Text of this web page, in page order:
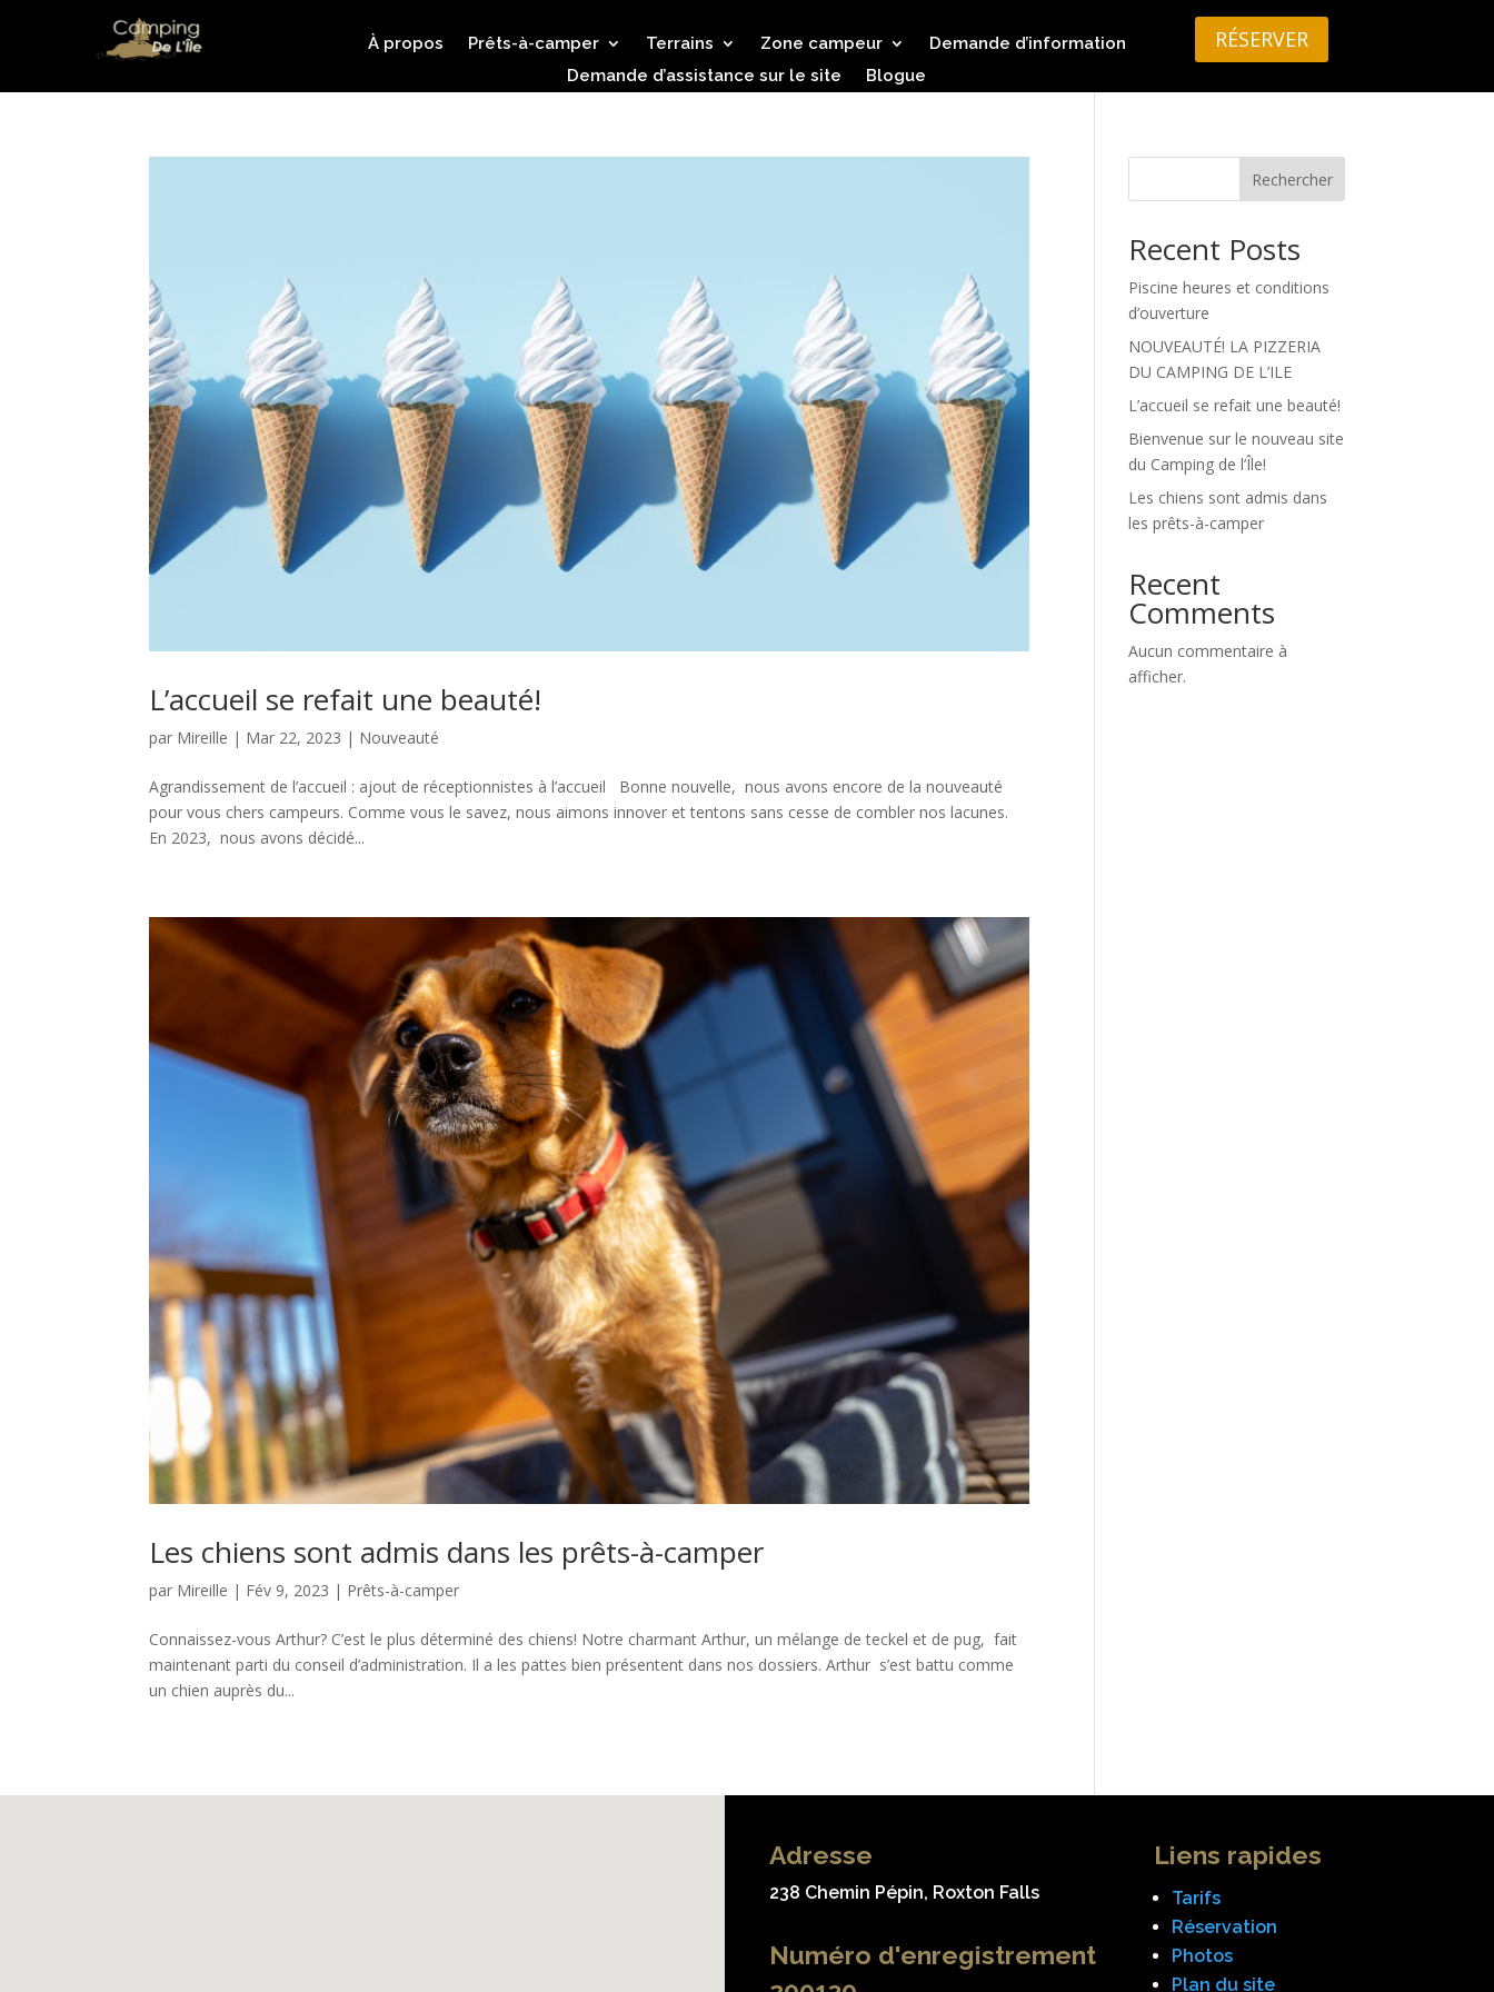
À propos Prêts-à-camper Terrains Zone campeur
Demande d’information
Demande d’assistance sur le site
Blogue
RÉSERVER
L’accueil se refait une beauté!
par Mireille | Mar 22, 2023 | Nouveauté
Agrandissement de l’accueil : ajout de réceptionnistes à l’accueil Bonne nouvelle, nous avons encore de la nouveauté
pour vous chers campeurs. Comme vous le savez, nous aimons innover et tentons sans cesse de combler nos lacunes.
En 2023, nous avons décidé...
Les chiens sont admis dans les prêts-à-camper
par Mireille | Fév 9, 2023 | Prêts-à-camper
Connaissez-vous Arthur? C’est le plus déterminé des chiens! Notre charmant Arthur, un mélange de teckel et de pug, fait
maintenant parti du conseil d’administration. Il a les pattes bien présentent dans nos dossiers. Arthur s’est battu comme
un chien auprès du...
Rechercher
Recent Posts
Piscine heures et conditions
d’ouverture
NOUVEAUTÉ! LA PIZZERIA
DU CAMPING DE L’ILE
L’accueil se refait une beauté!
Bienvenue sur le nouveau site
du Camping de l’Île!
Les chiens sont admis dans
les prêts-à-camper
Recent
Comments
Aucun commentaire à
afficher.
Adresse
238 Chemin Pépin, Roxton Falls
Numéro d'enregistrement
Liens rapides
Tarifs
Réservation
Photos
Plan du site